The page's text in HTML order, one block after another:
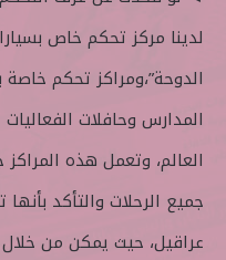
لدينا مركز تحكم خاص
الدوحة”،ومراكز تحكم خاصة
المدارس وحافلات
العالم، وتعمل هذه
جميع الرحلات والتأكد
عراقيل، حيث يمكن من